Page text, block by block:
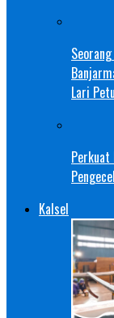
Lari
Perkuat
Kalsel